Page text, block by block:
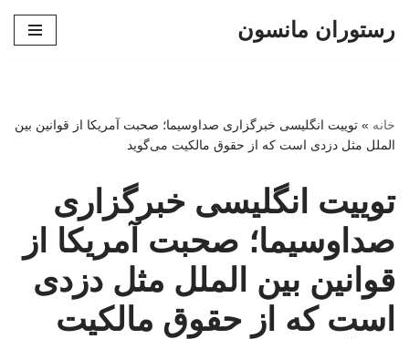
رستوران مانسون
خانه » توییت انگلیسی خبرگزاری صداوسیما؛ صحبت آمریکا از قوانین بین
الملل مثل دزدی است که از حقوق مالکیت می‌گوید
توییت انگلیسی خبرگزاری
صداوسیما؛ صحبت آمریکا از
قوانین بین الملل مثل دزدی
است که از حقوق مالکیت